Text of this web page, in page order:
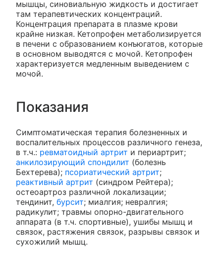
мышцы, синовиальную жидкость и достигает
там терапевтических концентраций.
Концентрация препарата в плазме крови
крайне низкая. Кетопрофен метаболизируется
в печени с образованием конъюгатов, которые
в основном выводятся с мочой. Кетопрофен
характеризуется медленным выведением с
мочой.
Показания
Симптоматическая терапия болезненных и
воспалительных процессов различного генеза,
в т.ч.: ревматоидный артрит и периартрит;
анкилозирующий спондилит (болезнь
Бехтерева); псориатический артрит;
реактивный артрит (синдром Рейтера);
остеоартроз различной локализации;
тендинит, бурсит; миалгия; невралгия;
радикулит; травмы опорно-двигательного
аппарата (в т.ч. спортивные), ушибы мышц и
связок, растяжения связок, разрывы связок и
сухожилий мышц.